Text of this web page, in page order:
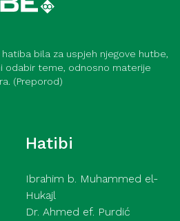
hatiba bila za uspjeh njegove hutbe,
odabir teme, odnosno materije
(Preporod)
Hatibi
Ibrahim b. Muhammed el-
Hukajl
Dr. Ahmed ef. Purdić